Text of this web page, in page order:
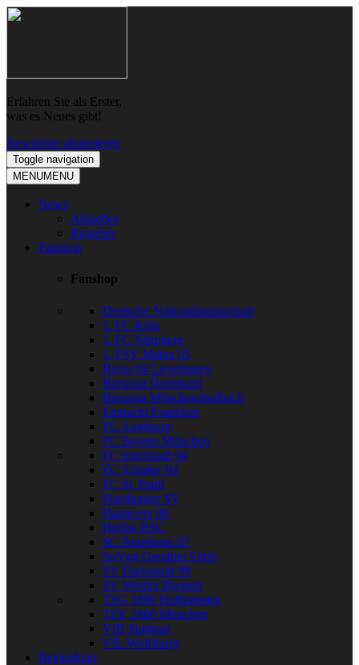
Skip
Skip
Erfahren Sie als Erster,
was es Neues gibt!
Newsletter abonnieren
Toggle navigation
MENUMENU
News
Aktuelles
Ratgeber
Fanshop
Fanshop
Deutsche Nationalmannschaft
1. FC Köln
1. FC Nürnberg
1. FSV Mainz 05
Bayer 04 Leverkusen
Borussia Dortmund
Borussia Mönchengladbach
Eintracht Frankfurt
FC Augsburg
FC Bayern München
FC Ingolstadt 04
FC Schalke 04
FC St. Pauli
Hamburger SV
Hannover 96
Hertha BSC
SC Paderborn 07
SpVgg Greuther Fürth
SV Darmstadt 98
SV Werder Bremen
TSG 1899 Hoffenheim
TSV 1860 München
VfB Stuttgart
VfL Wolfsburg
Bekleidung